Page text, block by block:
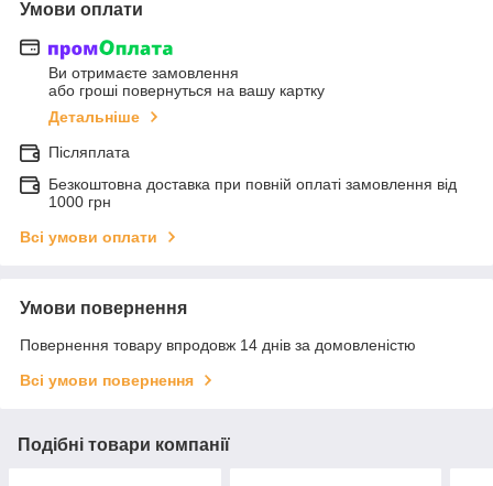
Умови оплати
Ви отримаєте замовлення
або гроші повернуться на вашу картку
Детальніше
Післяплата
Безкоштовна доставка при повній оплаті замовлення від
1000 грн
Всі умови оплати
Умови повернення
Повернення товару впродовж 14 днів за домовленістю
Всі умови повернення
Подібні товари компанії